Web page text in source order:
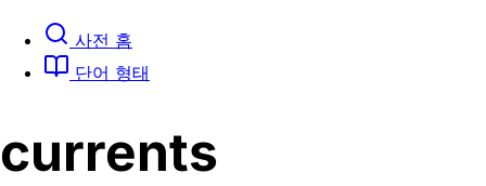
사전 홈
단어 형태
currents